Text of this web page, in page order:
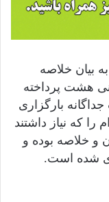
بیان خلاصه
هشت پرداخته
بارگزاری
که نیاز داشتند
و خلاصه بوده و
شده است.